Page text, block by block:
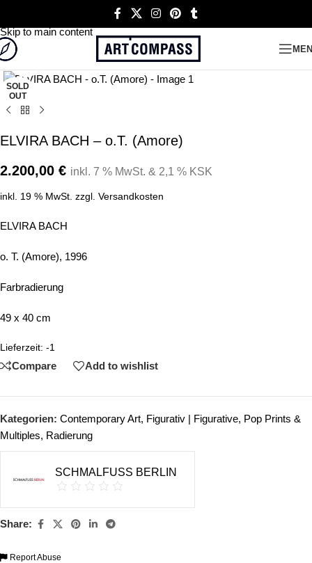
Skip to main content
SOLD
OUT
Click to enlarge
ELVIRA BACH – o.T. (Amore)
2.200,00 € inkl. 7 % MwSt. & 2,1 % KSK
inkl. 19 % MwSt. zzgl. Versandkosten
ELVIRA BACH
o. T. (Amore), 1996
Farbradierung
49 x 40 cm
Lieferzeit: -1
Compare Add to wishlist
Kategorien: Contemporary Art, Figurativ | Figurative, Pop Prints &
Multiples, Radierung
SCHMALFUSS BERLIN
Share:
Report Abuse